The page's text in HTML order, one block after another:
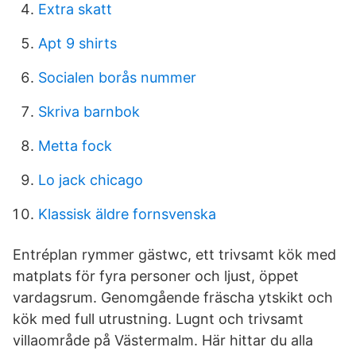
Extra skatt
Apt 9 shirts
Socialen borås nummer
Skriva barnbok
Metta fock
Lo jack chicago
Klassisk äldre fornsvenska
Entréplan rymmer gästwc, ett trivsamt kök med
matplats för fyra personer och ljust, öppet
vardagsrum. Genomgående fräscha ytskikt och
kök med full utrustning. Lugnt och trivsamt
villaområde på Västermalm. Här hittar du alla